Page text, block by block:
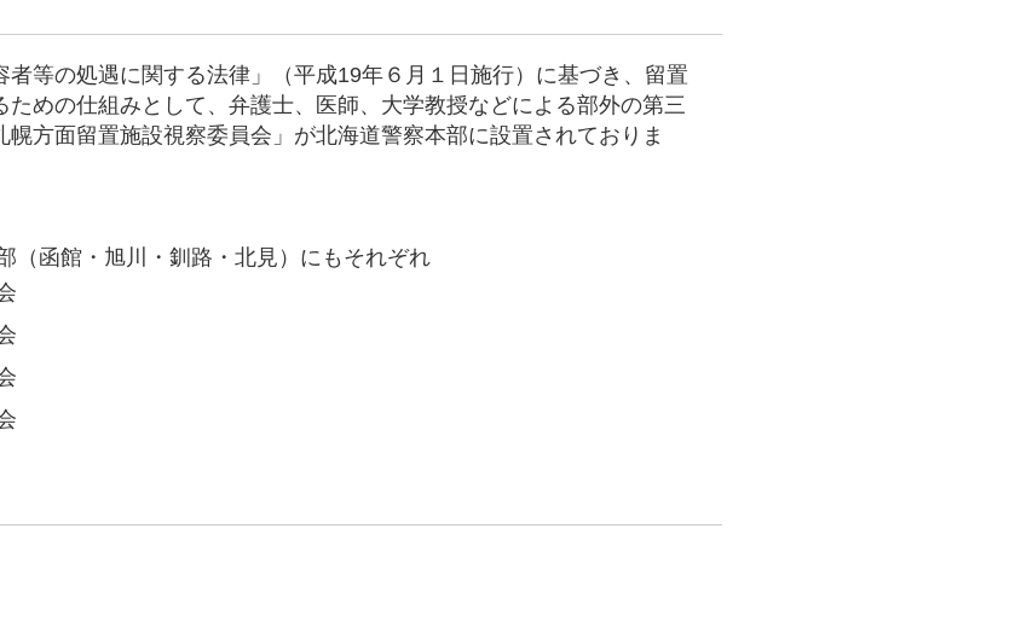
等の処遇に関する法律」（平成19年６月１日施行）に基づき、留置
めの仕組みとして、弁護士、医師、大学教授などによる部外の第三
方面留置施設視察委員会」が北海道警察本部に設置されておりま
（函館・旭川・釧路・北見）にもそれぞれ